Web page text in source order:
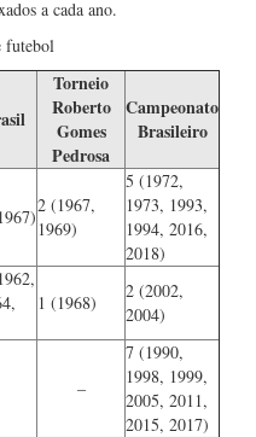
a cada ano.
futebol
Torneio
Roberto
Gomes
Pedrosa
Campeonato
Brasileiro
2 (1967,
1969)
5 (1972,
1973, 1993,
1994, 2016,
2018)
1 (1968)
2 (2002,
2004)
–
7 (1990,
1998, 1999,
2005, 2011,
2015, 2017)